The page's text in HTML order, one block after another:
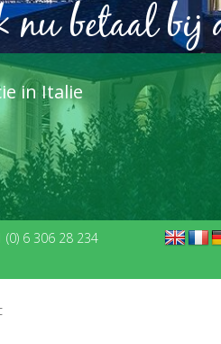
in Italie
nu betaal bij
(0) 6 306 28 234